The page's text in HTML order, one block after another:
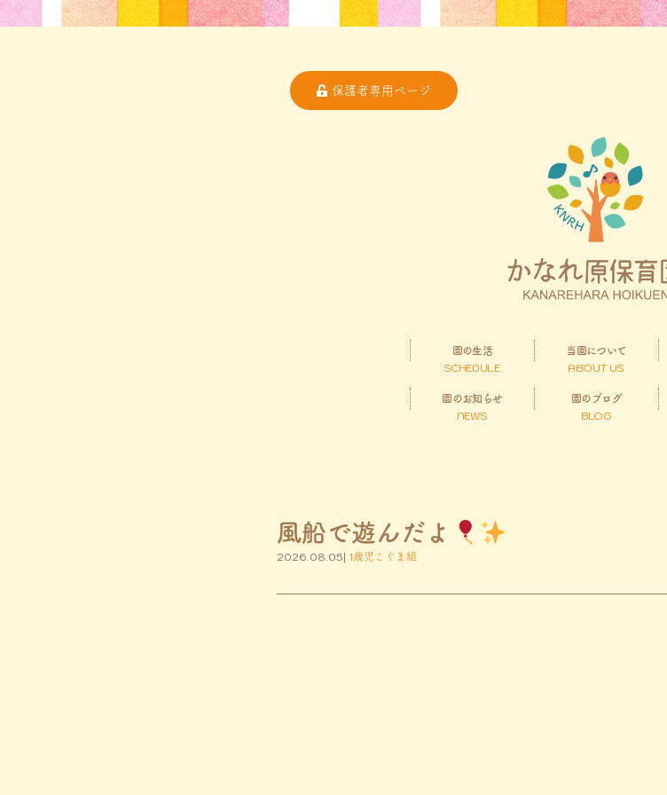
保護者専用ページ
園の生活
SCHEDULE
当園について
ABOUT US
園のお知らせ
NEWS
園のブログ
BLOG
風船で遊んだよ
2026.08.05| 1歳児こぐま組